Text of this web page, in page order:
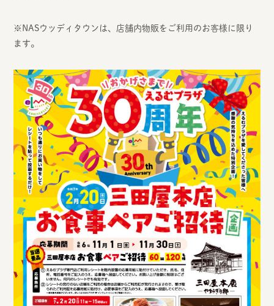
※NASウッディタウンは、店舗内物販をご利用のお客様に限り
ます。